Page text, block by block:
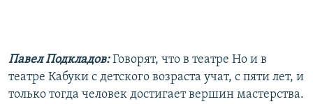
Павел Подкладов:Говорят, что в театре Но и в
театре Кабуки с детского возраста учат, с пяти лет, и
только тогда человек достигает вершин мастерства.